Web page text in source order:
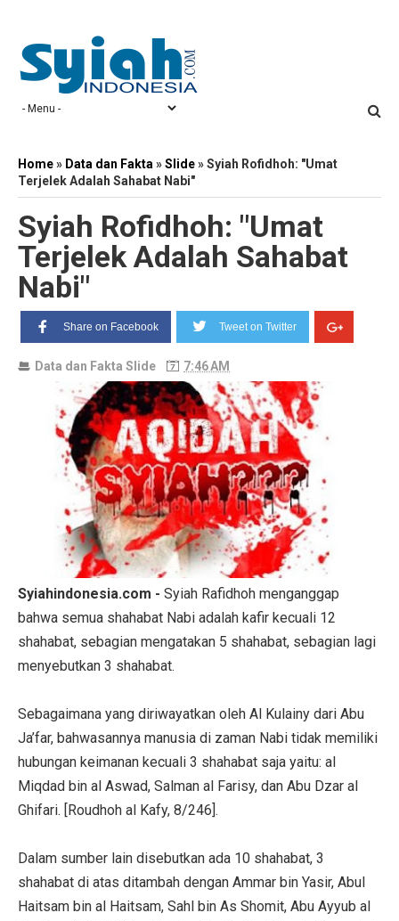
Home» Data dan Fakta »Slide»Syiah Rofidhoh: "Umat
Terjelek Adalah Sahabat Nabi"
Syiah Rofidhoh: "Umat
Terjelek Adalah Sahabat
Nabi"
Share on Facebook Tweet on Twitter
Data dan Fakta Slide 7:46 AM
Syiahindonesia.com - Syiah Rafidhoh menganggap
bahwa semua shahabat Nabi adalah kafir kecuali 12
shahabat, sebagian mengatakan 5 shahabat, sebagian lagi
menyebutkan 3 shahabat.
Sebagaimana yang diriwayatkan oleh Al Kulainy dari Abu
Ja’far, bahwasannya manusia di zaman Nabi tidak memiliki
hubungan keimanan kecuali 3 shahabat saja yaitu: al
Miqdad bin al Aswad, Salman al Farisy, dan Abu Dzar al
Ghifari. [Roudhoh al Kafy, 8/246].
Dalam sumber lain disebutkan ada 10 shahabat, 3
shahabat di atas ditambah dengan Ammar bin Yasir, Abul
Haitsam bin al Haitsam, Sahl bin As Shomit, Abu Ayyub al